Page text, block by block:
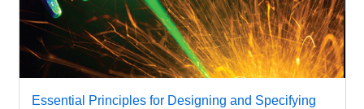
Essential Principles for Designing and Specifying